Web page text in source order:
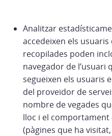
Analitzar
accedeixen els
recopilades poden
navegador de l’usuari
segueixen els usuaris
del proveïdor de
nombre de vegades
lloc i el
(pàgines que ha